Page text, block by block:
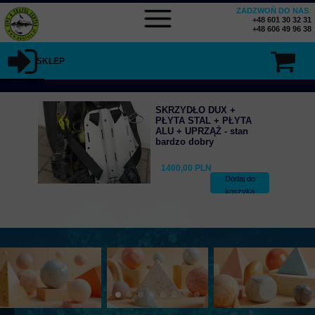
SKLEP
ZADZWOŃ DO NAS:
+48 601 30 32 31
+48 606 49 96 38
Dodaj do
koszyka
SKRZYDŁO DUX +
PŁYTA STAL + PŁYTA
ALU + UPRZĄŻ - stan
bardzo dobry
1400,00 PLN